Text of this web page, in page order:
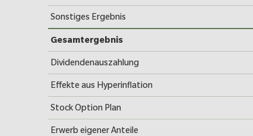
Sonstiges Ergebnis
Gesamtergebnis
Dividendenauszahlung
Effekte aus Hyperinflation
Stock Option Plan
Erwerb eigener Anteile